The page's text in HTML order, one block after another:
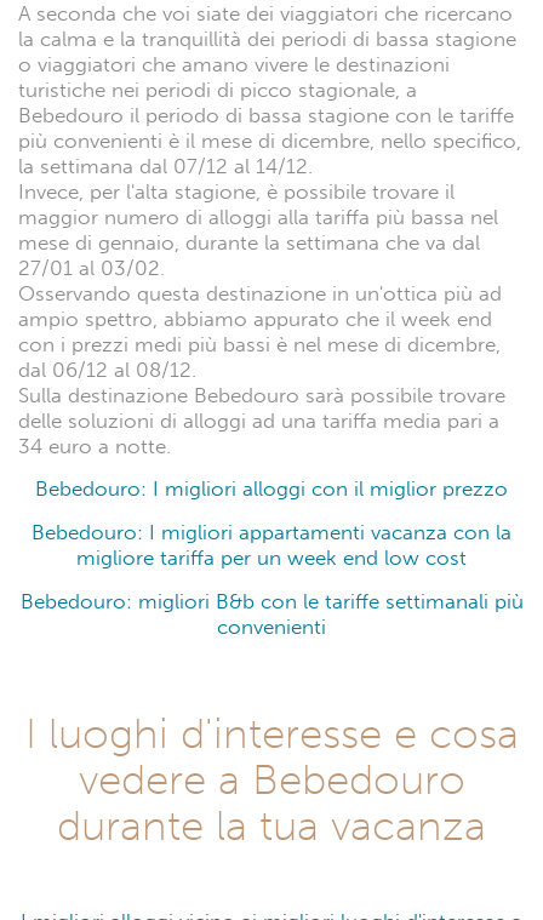
A seconda che voi siate dei viaggiatori che ricercano
la calma e la tranquillità dei periodi di bassa stagione
o viaggiatori che amano vivere le destinazioni
turistiche nei periodi di picco stagionale, a
Bebedouro il periodo di bassa stagione con le tariffe
più convenienti è il mese di dicembre, nello specifico,
la settimana dal 07/12 al 14/12.
Invece, per l'alta stagione, è possibile trovare il
maggior numero di alloggi alla tariffa più bassa nel
mese di gennaio, durante la settimana che va dal
27/01 al 03/02.
Osservando questa destinazione in un'ottica più ad
ampio spettro, abbiamo appurato che il week end
con i prezzi medi più bassi è nel mese di dicembre,
dal 06/12 al 08/12.
Sulla destinazione Bebedouro sarà possibile trovare
delle soluzioni di alloggi ad una tariffa media pari a
34 euro a notte.
Bebedouro: I migliori alloggi con il miglior prezzo
Bebedouro: I migliori appartamenti vacanza con la
migliore tariffa per un week end low cost
Bebedouro: migliori B&b con le tariffe settimanali più
convenienti
I luoghi d'interesse e cosa
vedere a Bebedouro
durante la tua vacanza